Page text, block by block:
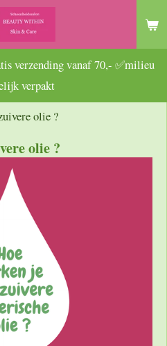
verzending vanaf 70,- ✅milieu
verpakt
olie ?
olie ?